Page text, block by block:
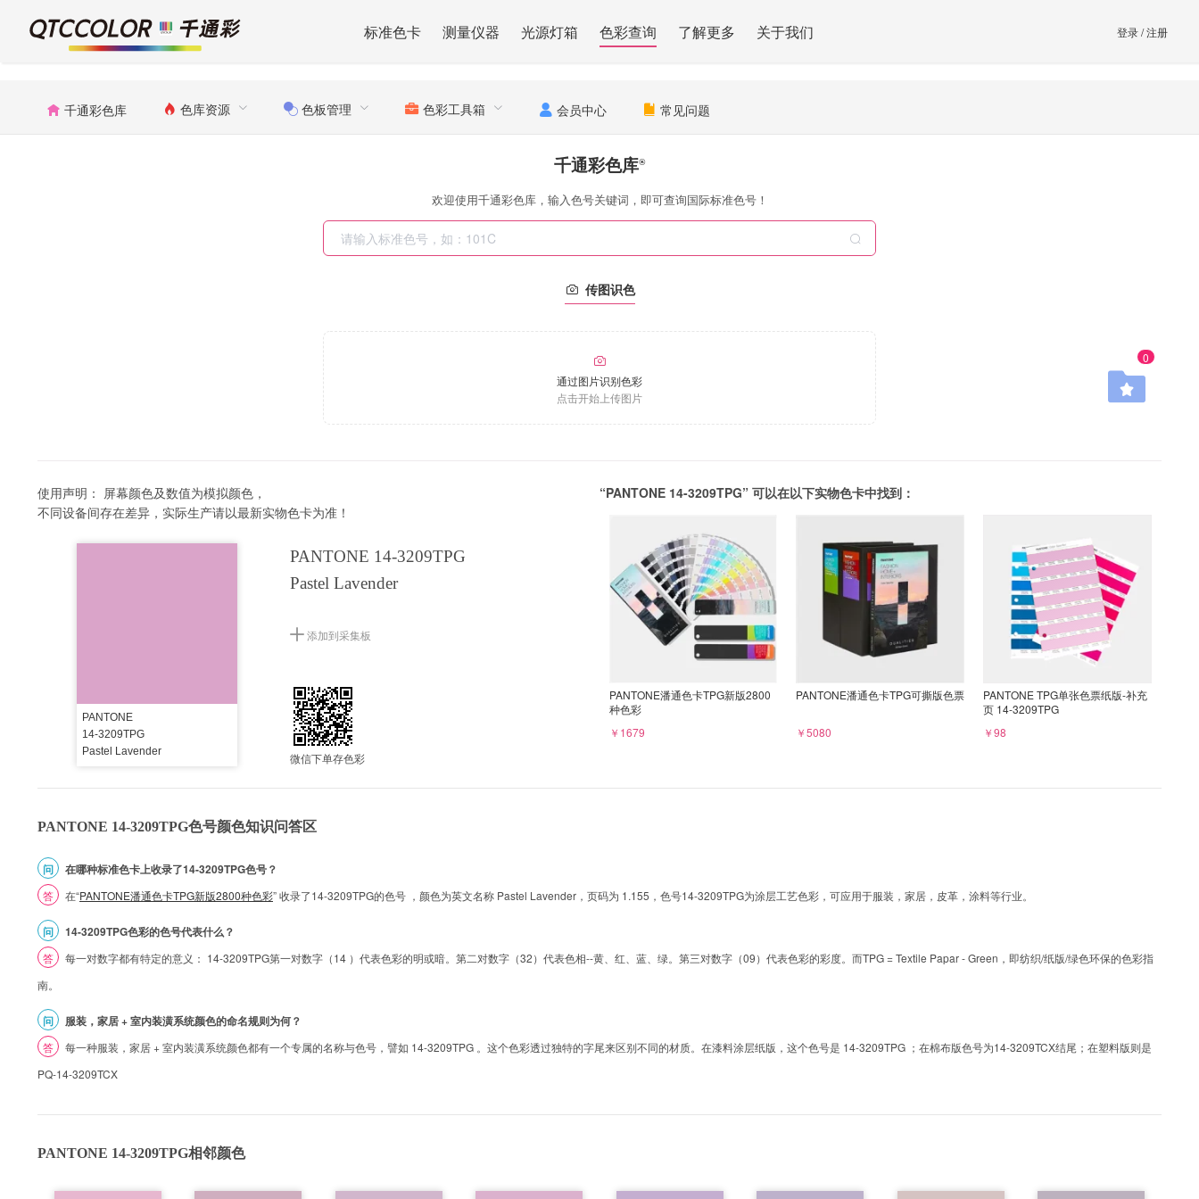
标准色卡 测量仪器 光源灯箱 色彩查询 了解更多 关于我们 登录/注册
千通彩色库 色库资源 色板管理 色彩工具箱 会员中心 常见问题
0
千通彩色库®
欢迎使用千通彩色库，输入色号关键词，即可查询国际标准色号！
传图识色
通过图片识别色彩
点击开始上传图片
使用声明： 屏幕颜色及数值为模拟颜色，
不同设备间存在差异，实际生产请以最新实物色卡为准！
PANTONE
14-3209TPG
Pastel Lavender
PANTONE 14-3209TPG
Pastel Lavender
添加到采集板
微信下单存色彩
“PANTONE 14-3209TPG” 可以在以下实物色卡中找到：
PANTONE潘通色卡TPG新版2800
种色彩
￥1679
PANTONE潘通色卡TPG可撕版色票
￥5080
PANTONE TPG单张色票纸版-补充
页 14-3209TPG
￥98
PANTONE 14-3209TPG色号颜色知识问答区
问 在哪种标准色卡上收录了14-3209TPG色号？
答 在“PANTONE潘通色卡TPG新版2800种色彩” 收录了14-3209TPG的色号 ，颜色为英文名称 Pastel Lavender，页码为 1.155，色号14-3209TPG为涂层工艺色彩，可应用于服装，家居，皮革，涂料等行业。
问 14-3209TPG色彩的色号代表什么？
答
每一对数字都有特定的意义： 14-3209TPG第一对数字（14 ）代表色彩的明或暗。第二对数字（32）代表色相--黄、红、蓝、绿。第三对数字（09）代表色彩的彩度。而TPG = Textile Papar - Green，即纺织/纸版/绿色环保的色彩指
南。
问 服装，家居 + 室内装潢系统颜色的命名规则为何？
答
每一种服装，家居 + 室内装潢系统颜色都有一个专属的名称与色号，譬如 14-3209TPG 。这个色彩透过独特的字尾来区别不同的材质。在漆料涂层纸版，这个色号是 14-3209TPG ；在棉布版色号为14-3209TCX结尾；在塑料版则是
PQ-14-3209TCX
PANTONE 14-3209TPG相邻颜色